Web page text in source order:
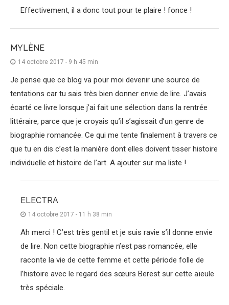
Effectivement, il a donc tout pour te plaire ! fonce !
MYLÈNE
14 octobre 2017 - 9 h 45 min
Je pense que ce blog va pour moi devenir une source de
tentations car tu sais très bien donner envie de lire. J’avais
écarté ce livre lorsque j’ai fait une sélection dans la rentrée
littéraire, parce que je croyais qu’il s’agissait d’un genre de
biographie romancée. Ce qui me tente finalement à travers ce
que tu en dis c’est la manière dont elles doivent tisser histoire
individuelle et histoire de l’art. A ajouter sur ma liste !
ELECTRA
14 octobre 2017 - 11 h 38 min
Ah merci ! C’est très gentil et je suis ravie s’il donne envie
de lire. Non cette biographie n’est pas romancée, elle
raconte la vie de cette femme et cette période folle de
l’histoire avec le regard des sœurs Berest sur cette aïeule
très spéciale.